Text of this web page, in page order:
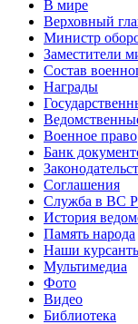
В мире
Верховный
Министр
Заместители
Состав
Награды
Военное право
Банк
Соглашения
Служба в ВС
История
Память народа
Наши
Мультимедиа
Фото
Видео
Библиотека